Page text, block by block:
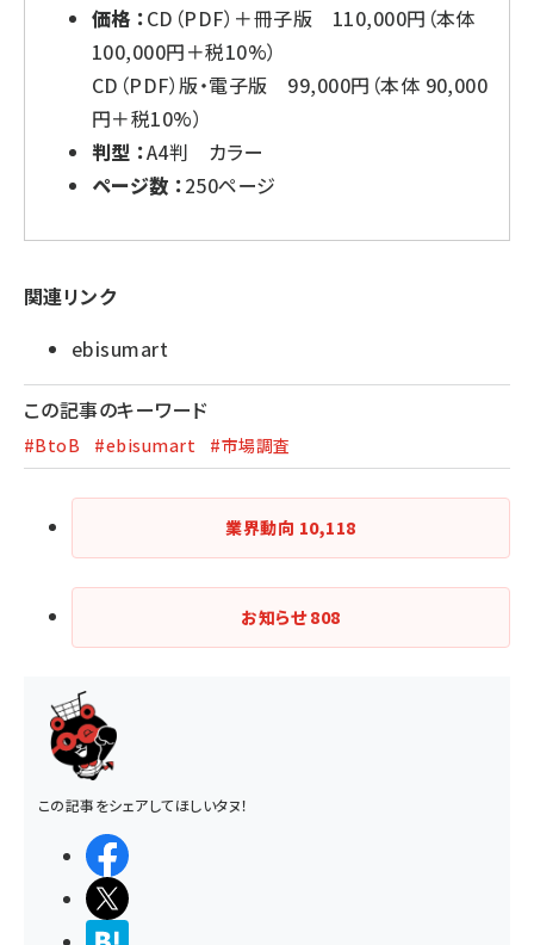
価格 ：CD（PDF）＋冊子版 110,000円（本体
100,000円＋税10%）
CD（PDF）版・電子版 99,000円（本体 90,000
円＋税10%）
判型 ：A4判 カラー
ページ数 ：250ページ
関連リンク
ebisumart
この記事のキーワード
#BtoB #ebisumart #市場調査
業界動向 10,118
お知らせ808
この記事をシェアしてほしいタヌ！